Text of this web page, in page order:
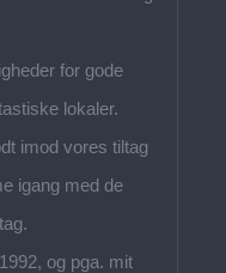
for gode
lokaler.
imod vores tiltag
igang med de
og pga. mit